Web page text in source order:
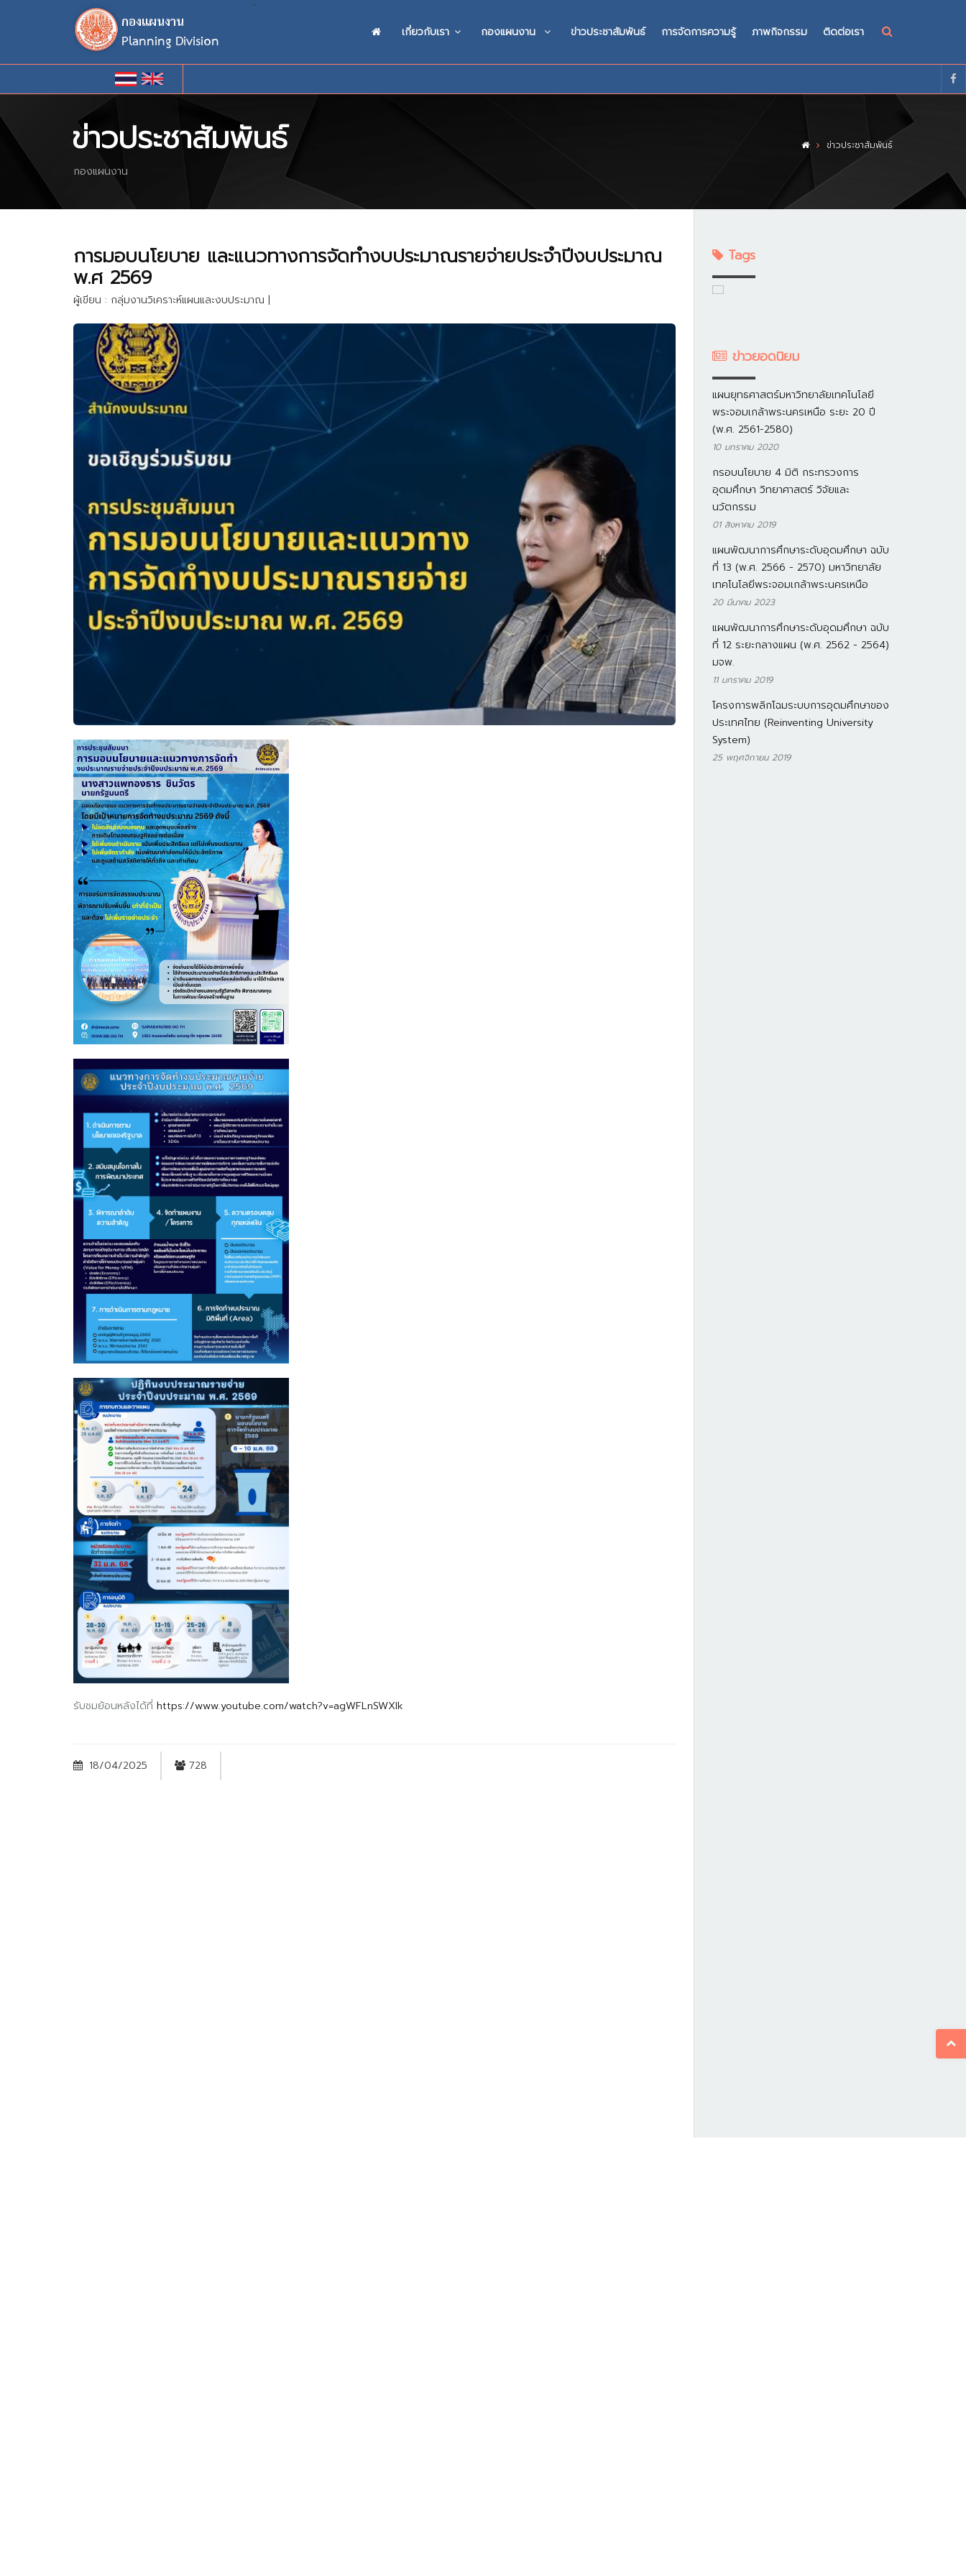
เกี่ยวกับเรา กองแผนงาน ข่าวประชาสัมพันธ์ การจัดการความรู้ ภาพกิจกรรม ติดต่อเรา
`
ข่าวประชาสัมพันธ์
กองแผนงาน
ข่าวประชาสัมพันธ์
การมอบนโยบาย และแนวทางการจัดทำงบประมาณรายจ่ายประจำปีงบประมาณ
พ.ศ 2569
ผู้เขียน : กลุ่มงานวิเคราะห์แผนและงบประมาณ |
รับชมย้อนหลังได้ที่ https://www.youtube.com/watch?v=agWFLnSWXIk
18/04/2025 728
Tags
ข่าวยอดนิยม
แผนยุทธศาสตร์มหาวิทยาลัยเทคโนโลยี
พระจอมเกล้าพระนครเหนือ ระยะ 20 ปี
(พ.ศ. 2561-2580)
10 มกราคม 2020
กรอบนโยบาย 4 มิติ กระทรวงการ
อุดมศึกษา วิทยาศาสตร์ วิจัยและ
นวัตกรรม
01 สิงหาคม 2019
แผนพัฒนาการศึกษาระดับอุดมศึกษา ฉบับ
ที่ 13 (พ.ศ. 2566 - 2570) มหาวิทยาลัย
เทคโนโลยีพระจอมเกล้าพระนครเหนือ
20 มีนาคม 2023
แผนพัฒนาการศึกษาระดับอุดมศึกษา ฉบับ
ที่ 12 ระยะกลางแผน (พ.ศ. 2562 - 2564)
มจพ.
11 มกราคม 2019
โครงการพลิกโฉมระบบการอุดมศึกษาของ
ประเทศไทย (Reinventing University
System)
25 พฤศจิกายน 2019